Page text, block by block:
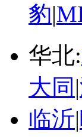
豹|
华北:
大同 |
临沂|